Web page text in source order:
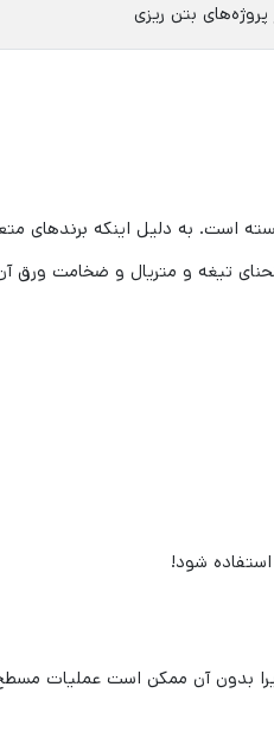
بتن ریزی
است. به دلیل اینکه برندهای
تیغه و متریال و ضخامت ورق
استفاده شود!
بدون آن ممکن است عملیات